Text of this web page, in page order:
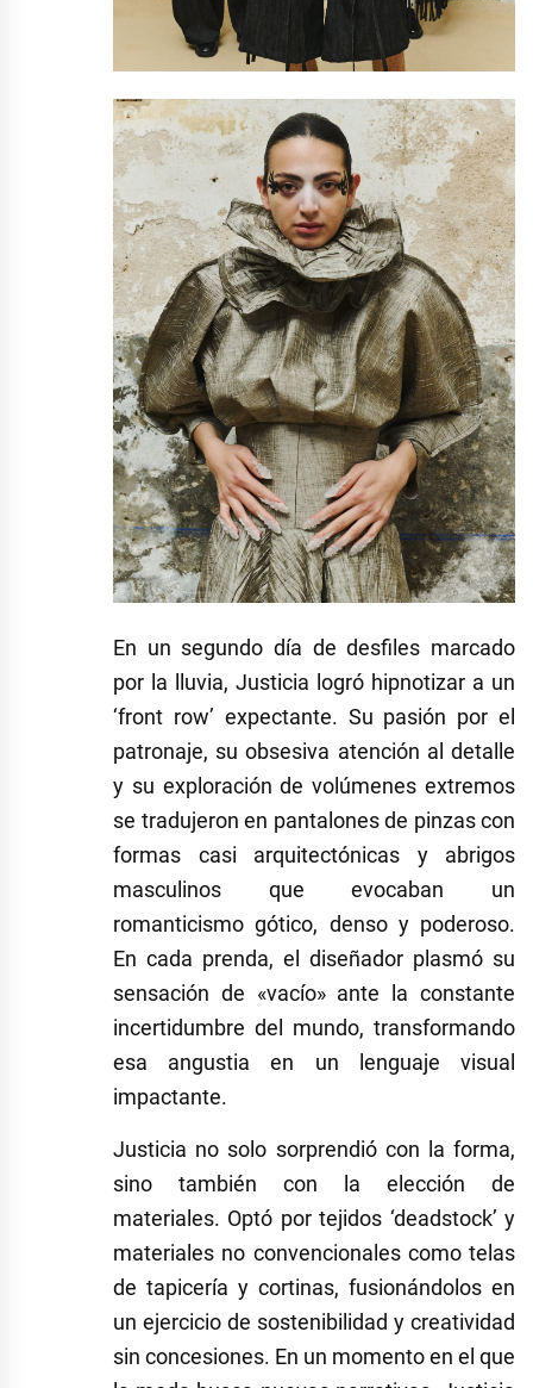
En un segundo día de desfiles marcado
por la lluvia, Justicia logró hipnotizar a un
‘front row’ expectante. Su pasión por el
patronaje, su obsesiva atención al detalle
y su exploración de volúmenes extremos
se tradujeron en pantalones de pinzas con
formas casi arquitectónicas y abrigos
masculinos que evocaban un
romanticismo gótico, denso y poderoso.
En cada prenda, el diseñador plasmó su
sensación de «vacío» ante la constante
incertidumbre del mundo, transformando
esa angustia en un lenguaje visual
impactante.
Justicia no solo sorprendió con la forma,
sino también con la elección de
materiales. Optó por tejidos ‘deadstock’ y
materiales no convencionales como telas
de tapicería y cortinas, fusionándolos en
un ejercicio de sostenibilidad y creatividad
sin concesiones. En un momento en el que